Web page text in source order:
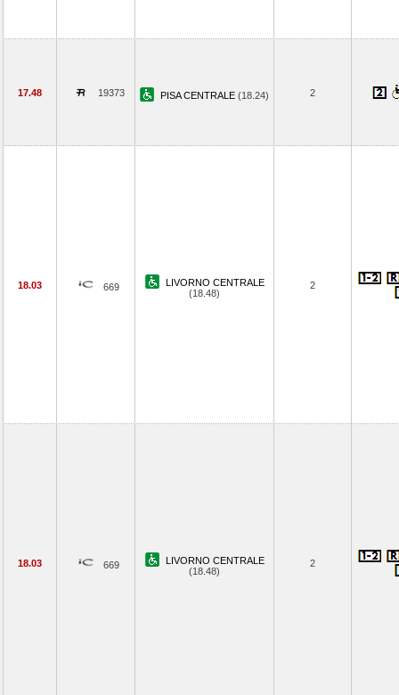
17.48 19373 PISA CENTRALE (18.24) 2
18.03 669
LIVORNO CENTRALE
(18.48)
2
18.03 669
LIVORNO CENTRALE
(18.48)
2